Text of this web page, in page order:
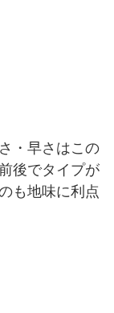
・早さはこの
後でタイプが
も地味に利点